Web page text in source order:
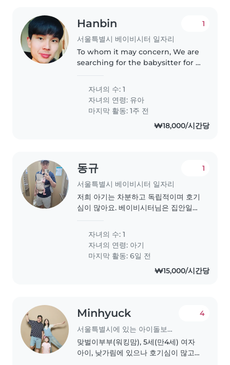
Hanbin
서울특별시 베이비시터 일자리
1
To whom it may concern, We are
searching for the babysitter for 3
Chinese, but they are all able to
communicate with English. We
prefer babysitter who could..
자녀의 수: 1
자녀의 연령: 유아
마지막 활동: 1주 전
₩18,000/시간당
동규
서울특별시 베이비시터 일자리
1
저희 아기는 차분하고 독립적이며 호기
심이 많아요. 베이비시터님은 집안일을
게 연락주세요
자녀의 수: 1
자녀의 연령: 아기
마지막 활동: 6일 전
₩15,000/시간당
Minhyuck
서울특별시에 있는 아이돌보미 일자리
4
맞벌이부부(워킹맘), 5세(만4세) 여자
아이, 낮가림에 있으나 호기심이 많고